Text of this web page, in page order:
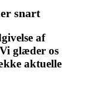
snart
af
glæder os
aktuelle